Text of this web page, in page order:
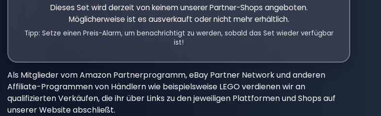
Dieses Set wird derzeit von keinem unserer Partner-Shops angeboten.
Möglicherweise ist es ausverkauft oder nicht mehr erhältlich.
Tipp: Setze einen Preis-Alarm, um benachrichtigt zu werden, sobald das Set wieder verfügbar
ist!
Als Mitglieder vom Amazon Partnerprogramm, eBay Partner Network und anderen
Affiliate-Programmen von Händlern wie beispielsweise LEGO verdienen wir an
qualifizierten Verkäufen, die ihr über Links zu den jeweiligen Plattformen und Shops auf
unserer Website abschließt.